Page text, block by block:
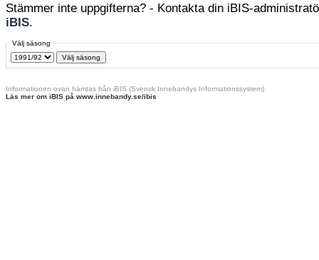
Stämmer inte uppgifterna? - Kontakta din iBIS-
iBIS.
Välj säsong
Informationen ovan hämtas från iBIS (Svensk Innebandys Informationssystem)
Läs mer om iBIS på www.innebandy.se/ibis